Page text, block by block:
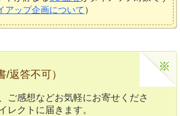
アップ企画について ）
/返答不可）
ご感想などお気軽にお寄せくださ
レクトに届きます。